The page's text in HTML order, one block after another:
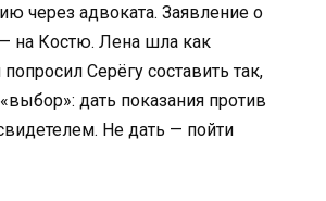
через адвоката. Заявление о
на Костю. Лена шла как
попросил Серёгу составить так,
дать показания против
Не дать — пойти